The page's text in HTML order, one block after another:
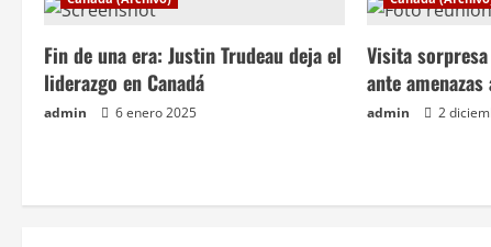
a
c
Fin de una era: Justin Trudeau deja el
liderazgo en Canadá
admin 6 enero 2025
Visita
ante
admin 2